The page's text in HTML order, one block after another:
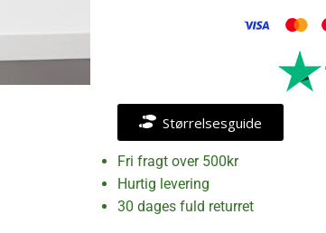
Størrelsesguide
Fri fragt over 500kr
Hurtig levering
30 dages fuld returret